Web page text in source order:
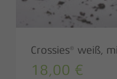
Crossies® weiß,
18,00 €